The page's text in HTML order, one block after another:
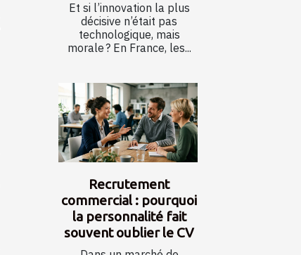
Et si l’innovation la plus
décisive n’était pas
technologique, mais
morale ? En France, les...
Recrutement
commercial : pourquoi
la personnalité fait
souvent oublier le CV